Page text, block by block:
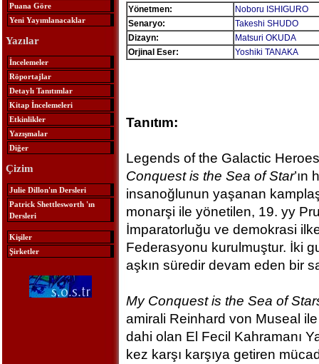
Puana Göre
Yeni Yayımlanacaklar
Yazılar
İncelemeler
Röportajlar
Detaylı Tanıtımlar
Kitap İncelemeleri
Etkinlikler
Yazışmalar
Diğer
Çizim
Julie Dillon'ın Dersleri
Patrick Shettlesworth 'ın
Dersleri
Kişiler
Şirketler
Yönetmen:
Noboru ISHIGURO
Senaryo:
Takeshi SHUDO
Dizayn:
Matsuri OKUDA
Orjinal Eser:
Yoshiki TANAKA
Tanıtım:
Legends of the Galactic
Conquest is the Sea of Star’ın
insanoğlunun yaşanan
monarşi ile yönetilen, 19. yy
İmparatorluğu ve demokrasi
Federasyonu kurulmuştur. İki
aşkın süredir devam eden bir
My Conquest is the Sea of
amirali Reinhard von Museal
dahi olan El Fecil Kahramanı
kez karşı karşıya getiren